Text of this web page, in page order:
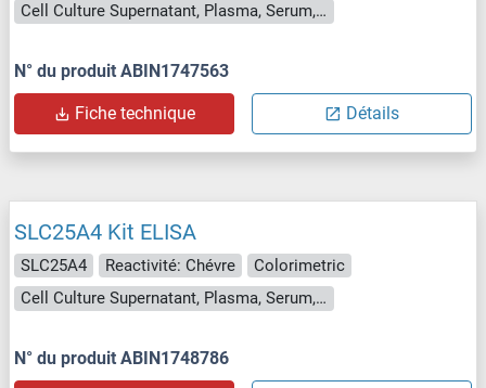
Cell Culture Supernatant, Plasma, Serum, Tissue Homogenate
N° du produit ABIN1747563
Fiche technique Détails
SLC25A4 Kit ELISA
SLC25A4 Reactivité: Chévre
Colorimetric
Cell Culture Supernatant, Plasma, Serum, Tissue Homogenate
N° du produit ABIN1748786